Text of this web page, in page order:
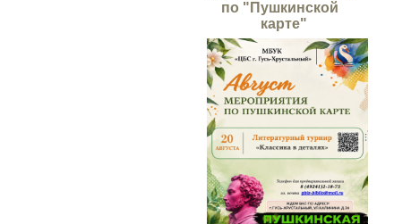
по "Пушкинской
карте"